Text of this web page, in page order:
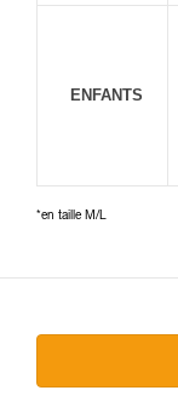
ENFANTS
*en taille M/L